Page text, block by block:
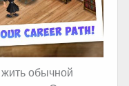
обычной